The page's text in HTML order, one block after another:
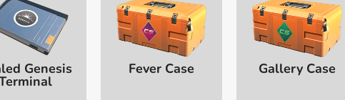
Genesis Fever Case Gallery Case